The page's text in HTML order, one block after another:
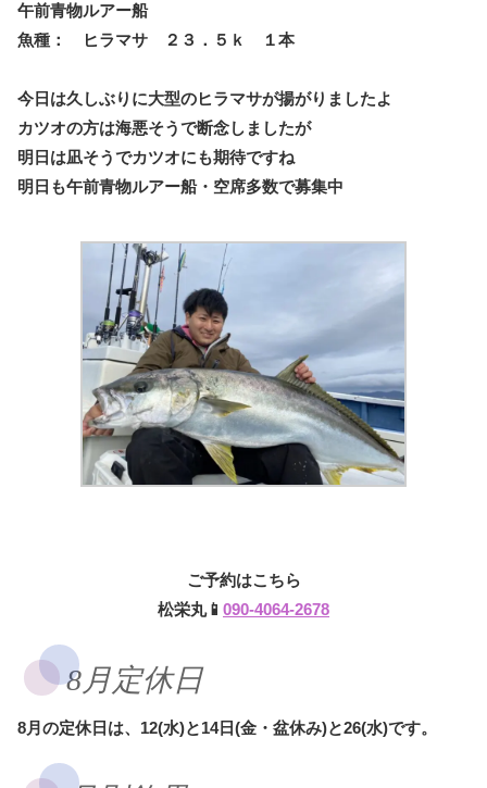
午前青物ルアー船
魚種： ヒラマサ ２３．５ｋ １本
今日は久しぶりに大型のヒラマサが揚がりましたよ
カツオの方は海悪そうで断念しましたが
明日は凪そうでカツオにも期待ですね
明日も午前青物ルアー船・空席多数で募集中
ご予約はこちら
松栄丸📱 090-4064-2678
8月定休日
8月の定休日は、12(水)と14日(金・盆休み)と26(水)です。